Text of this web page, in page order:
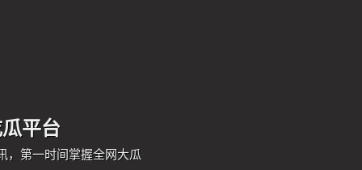
平台
，第一时间掌握全网大瓜